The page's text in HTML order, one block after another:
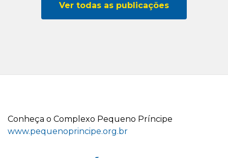
Ver todas as publicações
Conheça o Complexo Pequeno Príncipe
www.pequenoprincipe.org.br